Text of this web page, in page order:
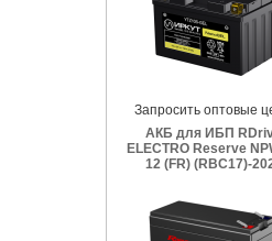
Запросить оптовые
АКБ для ИБП
ELECTRO Reserve
12 (FR) (RBC17)-